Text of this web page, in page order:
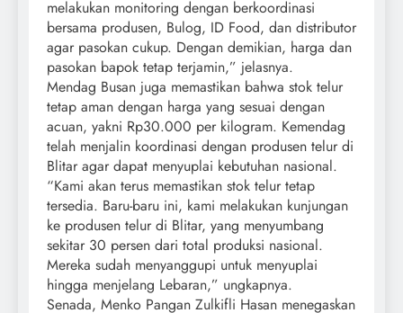
melakukan monitoring dengan berkoordinasi
bersama produsen, Bulog, ID Food, dan distributor
agar pasokan cukup. Dengan demikian, harga dan
pasokan bapok tetap terjamin,” jelasnya.
Mendag Busan juga memastikan bahwa stok telur
tetap aman dengan harga yang sesuai dengan
acuan, yakni Rp30.000 per kilogram. Kemendag
telah menjalin koordinasi dengan produsen telur di
Blitar agar dapat menyuplai kebutuhan nasional.
“Kami akan terus memastikan stok telur tetap
tersedia. Baru-baru ini, kami melakukan kunjungan
ke produsen telur di Blitar, yang menyumbang
sekitar 30 persen dari total produksi nasional.
Mereka sudah menyanggupi untuk menyuplai
hingga menjelang Lebaran,” ungkapnya.
Senada, Menko Pangan Zulkifli Hasan menegaskan